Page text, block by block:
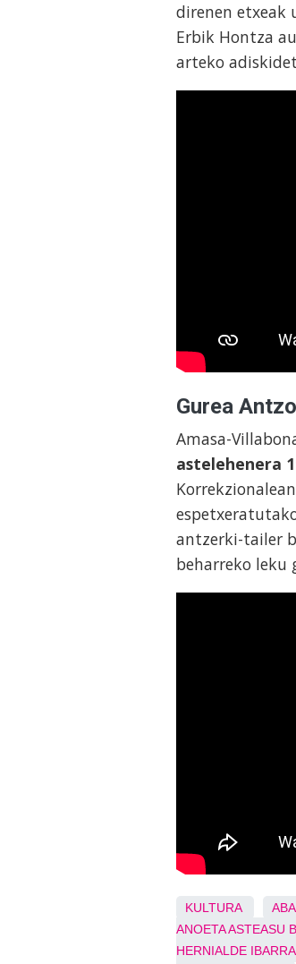
direnen etxeak
Erbik Hontza
arteko
Gurea
Amasa-
astelehenera
antzerki-tailer
beharreko leku
KULTURA
ANOETAASTEASU
HERNIALDE IBARRA